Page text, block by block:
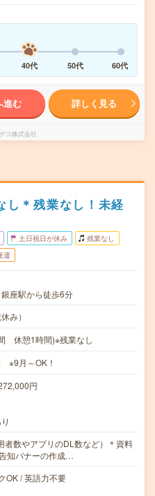
40代 50代 60代
進む 詳しく見る
コ株式会社
し＊残業なし！未経
土日祝日が休み 残業なし
遣
座駅から徒歩6分
み）
休憩1時間)※残業なし
※9月～OK！
円
者数やアプリのDL数など）＊資料
知バナーの作成…
OK / 英語力不要